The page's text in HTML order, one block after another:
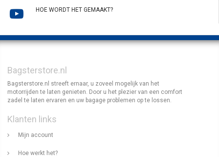
HOE WORDT HET GEMAAKT?
Bagsterstore.nl
Bagsterstore.nl streeft ernaar, u zoveel mogelijk van het
motorrijden te laten genieten. Door u het plezier van een comfort
zadel te laten ervaren en uw bagage problemen op te lossen.
Klanten links
Mijn account
Hoe werkt het?